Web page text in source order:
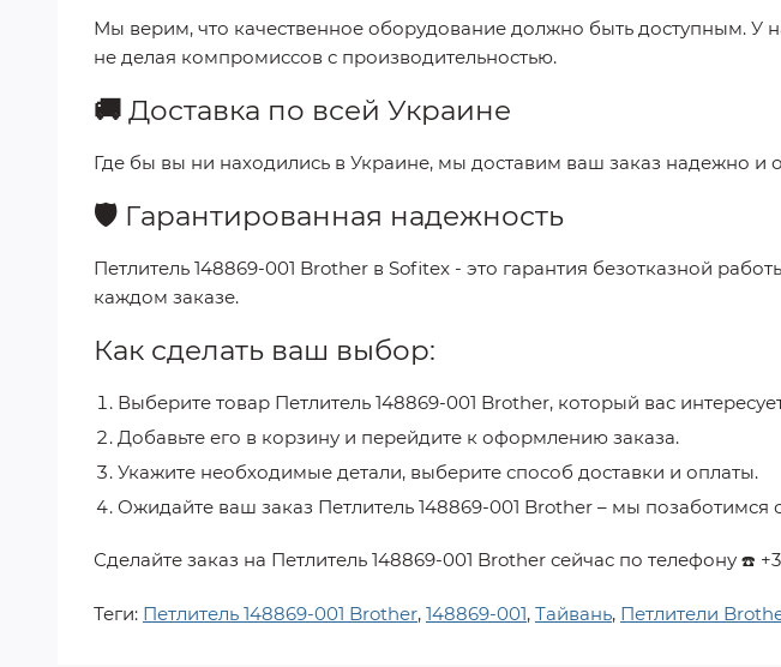
Мы верим, что качественное оборудование должно быть доступным. У
не делая компромиссов с производительностью.
🚚 Доставка по всей Украине
Где бы вы ни находились в Украине, мы доставим ваш заказ надежно
🛡️ Гарантированная надежность
Петлитель 148869-001 Brother в Sofitex - это гарантия безотказной
каждом заказе.
Как сделать ваш выбор:
Выберите товар Петлитель 148869-001 Brother, который вас
Добавьте его в корзину и перейдите к оформлению заказа.
Укажите необходимые детали, выберите способ доставки и оплаты.
Ожидайте ваш заказ Петлитель 148869-001 Brother – мы позаботимся
Сделайте заказ на Петлитель 148869-001 Brother сейчас по телефону ☎️
Теги: Петлитель 148869-001 Brother, 148869-001, Тайвань, Петлители